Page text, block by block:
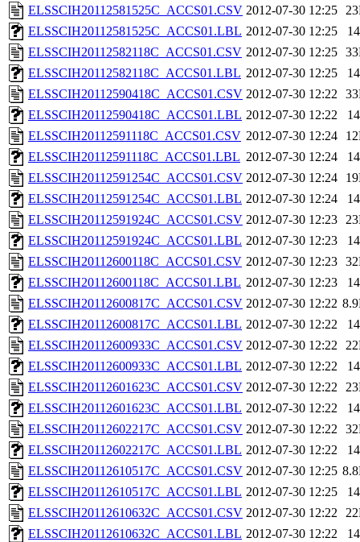
ELSSCIH20112581525C_ACCS01.CSV 2012-07-30 12:25
ELSSCIH20112581525C_ACCS01.LBL 2012-07-30 12:25
ELSSCIH20112582118C_ACCS01.CSV 2012-07-30 12:25
ELSSCIH20112582118C_ACCS01.LBL 2012-07-30 12:25
ELSSCIH20112590418C_ACCS01.CSV 2012-07-30 12:22
ELSSCIH20112590418C_ACCS01.LBL 2012-07-30 12:22
ELSSCIH20112591118C_ACCS01.CSV 2012-07-30 12:24
ELSSCIH20112591118C_ACCS01.LBL 2012-07-30 12:24
ELSSCIH20112591254C_ACCS01.CSV 2012-07-30 12:24
ELSSCIH20112591254C_ACCS01.LBL 2012-07-30 12:24
ELSSCIH20112591924C_ACCS01.CSV 2012-07-30 12:23
ELSSCIH20112591924C_ACCS01.LBL 2012-07-30 12:23
ELSSCIH20112600118C_ACCS01.CSV 2012-07-30 12:23
ELSSCIH20112600118C_ACCS01.LBL 2012-07-30 12:23
ELSSCIH20112600817C_ACCS01.CSV 2012-07-30 12:22
ELSSCIH20112600817C_ACCS01.LBL 2012-07-30 12:22
ELSSCIH20112600933C_ACCS01.CSV 2012-07-30 12:22
ELSSCIH20112600933C_ACCS01.LBL 2012-07-30 12:22
ELSSCIH20112601623C_ACCS01.CSV 2012-07-30 12:22
ELSSCIH20112601623C_ACCS01.LBL 2012-07-30 12:22
ELSSCIH20112602217C_ACCS01.CSV 2012-07-30 12:22
ELSSCIH20112602217C_ACCS01.LBL 2012-07-30 12:22
ELSSCIH20112610517C_ACCS01.CSV 2012-07-30 12:25
ELSSCIH20112610517C_ACCS01.LBL 2012-07-30 12:25
ELSSCIH20112610632C_ACCS01.CSV 2012-07-30 12:22
ELSSCIH20112610632C_ACCS01.LBL 2012-07-30 12:22